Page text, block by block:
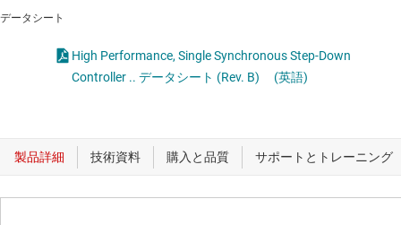
データシート
High Performance, Single Synchronous Step-Down
Controller .. データシート (Rev. B)
(英語)